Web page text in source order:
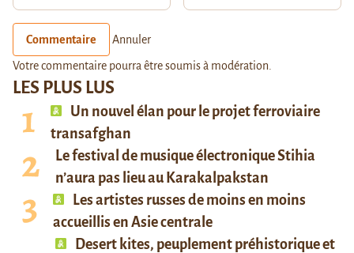
LES PLUS LUS
Un nouvel élan pour le projet ferroviaire
transafghan
Le festival de musique électronique Stihia
n’aura pas lieu au Karakalpakstan
Les artistes russes de moins en moins
accueillis en Asie centrale
Desert kites, peuplement préhistorique et
Commentaire Annuler
Votre commentaire pourra être soumis à modération.